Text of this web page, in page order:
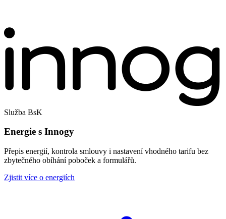
Služba BsK
Energie s Innogy
Přepis energií, kontrola smlouvy i nastavení vhodného tarifu bez
zbytečného obíhání poboček a formulářů.
Zjistit více o energiích